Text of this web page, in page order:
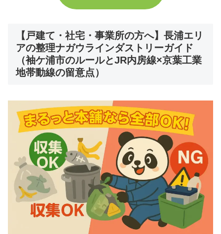
【戸建て・社宅・事業所の方へ】長浦エリ
アの整理ナガウラインダストリーガイド
（袖ケ浦市のルールとJR内房線×京葉工業
地帯動線の留意点）